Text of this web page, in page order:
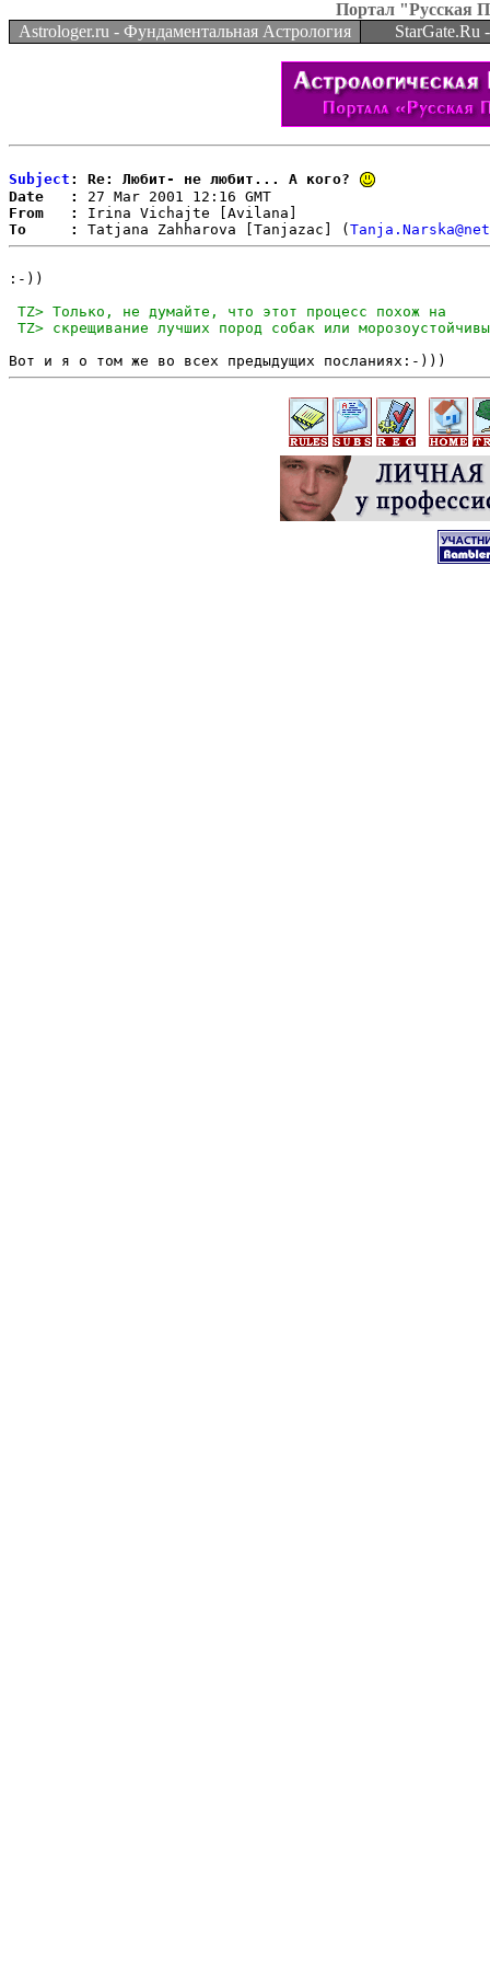
Портал "Русская
Astrologer.ru - Фундаментальная Астрология
StarGate.Ru
Subject : Re: Любит- не любит... А кого?
Date   :
From   :
To     :
Tatjana Zahharova [Tanjazac] (
:-))